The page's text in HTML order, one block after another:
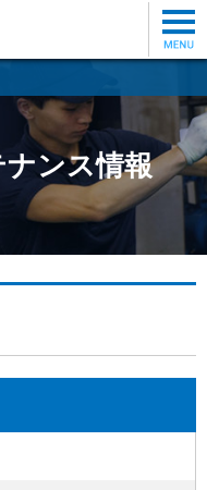
ンス情報